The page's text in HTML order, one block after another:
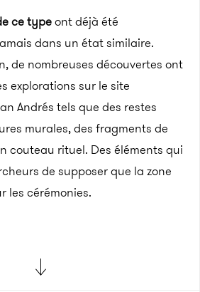
ce typeont déjà été
dans un état similaire.
de nombreuses découvertes ont
explorations sur le site
Andrés tels que des restes
murales, des fragments de
couteau rituel. Des éléments qui
de supposer que la zone
les cérémonies.